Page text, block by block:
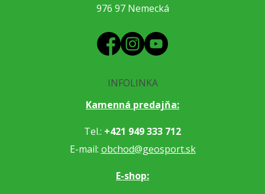
976 97 Nemecká
INFOLINKA
Kamenná predajňa:
Tel.: +421 949 333 712
E-mail: obchod@geosport.sk
E-shop: